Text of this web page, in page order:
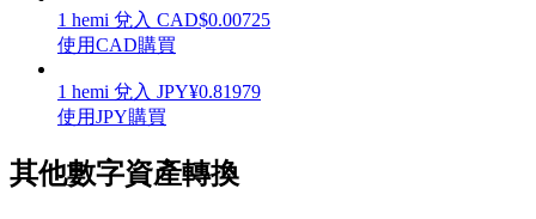
一鍵質押鎖定高收益
1 hemi 兌入 CAD$0.00725
使用CAD購買
1 hemi 兌入 JPY¥0.81979
使用JPY購買
其他數字資產轉換